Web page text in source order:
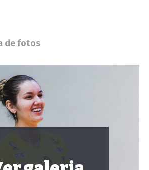
de fotos